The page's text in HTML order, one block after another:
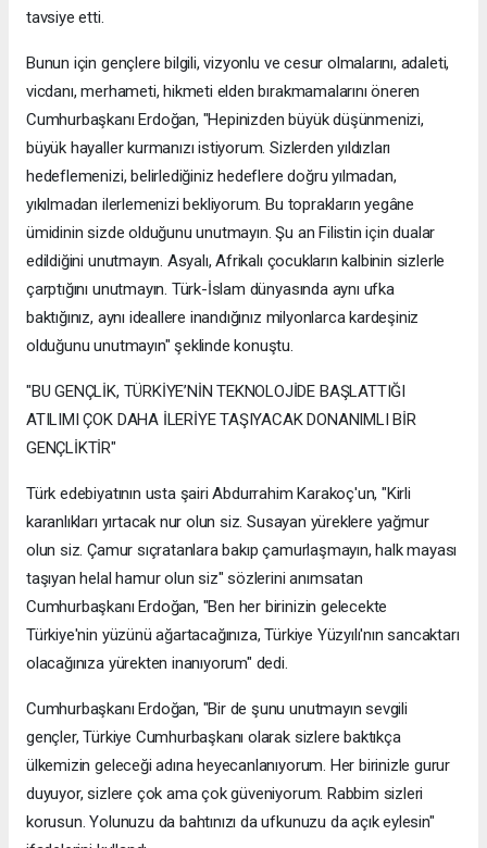
tavsiye etti.
Bunun için gençlere bilgili, vizyonlu ve cesur olmalarını, adaleti,
vicdanı, merhameti, hikmeti elden bırakmamalarını öneren
Cumhurbaşkanı Erdoğan, "Hepinizden büyük düşünmenizi,
büyük hayaller kurmanızı istiyorum. Sizlerden yıldızları
hedeflemenizi, belirlediğiniz hedeflere doğru yılmadan,
yıkılmadan ilerlemenizi bekliyorum. Bu toprakların yegâne
ümidinin sizde olduğunu unutmayın. Şu an Filistin için dualar
edildiğini unutmayın. Asyalı, Afrikalı çocukların kalbinin sizlerle
çarptığını unutmayın. Türk-İslam dünyasında aynı ufka
baktığınız, aynı ideallere inandığınız milyonlarca kardeşiniz
olduğunu unutmayın" şeklinde konuştu.
"BU GENÇLİK, TÜRKİYE’NİN TEKNOLOJİDE BAŞLATTIĞI
ATILIMI ÇOK DAHA İLERİYE TAŞIYACAK DONANIMLI BİR
GENÇLİKTİR"
Türk edebiyatının usta şairi Abdurrahim Karakoç'un, "Kirli
karanlıkları yırtacak nur olun siz. Susayan yüreklere yağmur
olun siz. Çamur sıçratanlara bakıp çamurlaşmayın, halk mayası
taşıyan helal hamur olun siz" sözlerini anımsatan
Cumhurbaşkanı Erdoğan, "Ben her birinizin gelecekte
Türkiye'nin yüzünü ağartacağınıza, Türkiye Yüzyılı'nın sancaktarı
olacağınıza yürekten inanıyorum" dedi.
Cumhurbaşkanı Erdoğan, "Bir de şunu unutmayın sevgili
gençler, Türkiye Cumhurbaşkanı olarak sizlere baktıkça
ülkemizin geleceği adına heyecanlanıyorum. Her birinizle gurur
duyuyor, sizlere çok ama çok güveniyorum. Rabbim sizleri
korusun. Yolunuzu da bahtınızı da ufkunuzu da açık eylesin"